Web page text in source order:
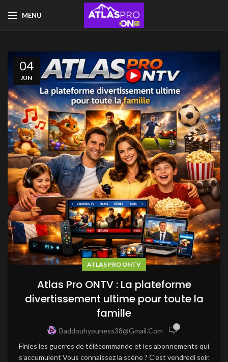
MENU
04
JUN
ATLAS PRO ONTV
Atlas Pro ONTV : La plateforme
divertissement ultime pour toute la
famille
Baddouhyouness38@gmail.com 0
Finies les guerres de télécommande et les abonnements qui
s’accumulent Vous connaissez la scène ? C’est vendredi soir.